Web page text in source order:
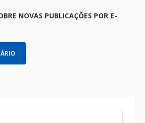
NOVAS PUBLICAÇÕES POR E-